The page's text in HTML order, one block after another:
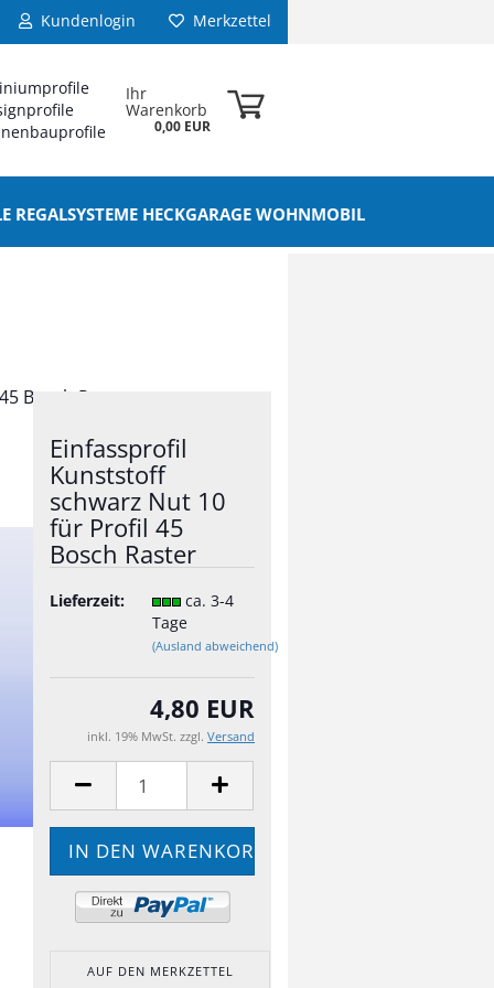
Kundenlogin Merkzettel
Ihr
Warenkorb
0,00 EUR
REGALSYSTEME HECKGARAGE WOHNMOBIL
Bosch Raster
Einfassprofil
Kunststoff
schwarz Nut 10
für Profil 45
Bosch Raster
Lieferzeit:
ca. 3-4
Tage
(Ausland abweichend)
4,80 EUR
inkl. 19% MwSt. zzgl. Versand
AUF DEN MERKZETTEL